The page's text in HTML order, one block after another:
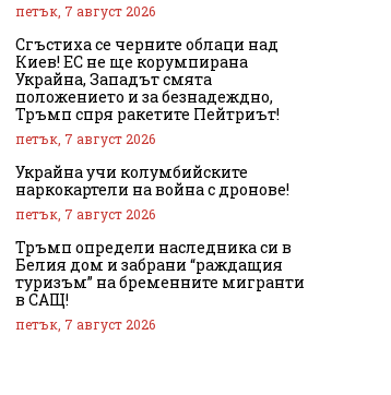
петък, 7 август 2026
Сгъстиха се черните облаци над
Киев! ЕС не ще корумпирана
Украйна, Западът смята
положението и за безнадеждно,
Тръмп спря ракетите Пейтриът!
петък, 7 август 2026
Украйна учи колумбийските
наркокартели на война с дронове!
петък, 7 август 2026
Тръмп определи наследника си в
Белия дом и забрани “раждащия
туризъм” на бременните мигранти
в САЩ!
петък, 7 август 2026